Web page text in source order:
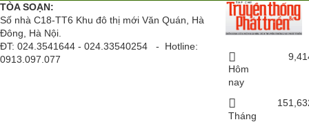
TÒA SOẠN:
Số nhà C18-TT6 Khu đô thị mới Văn Quán, Hà
Đông, Hà Nội.
ĐT: 024.3541644 - 024.33540254 - Hotline:
0913.097.077
Hôm
nay
Tháng